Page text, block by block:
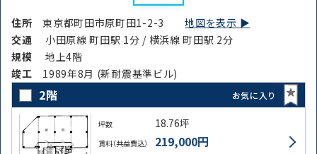
住所東京都町田市原町田1-2-3地図を表示 ▶︎
交通
小田原線 町田駅 1分 / 横浜線 町田駅 2分
規模
地上4階
竣⼯ 1989年8月 (新耐震基準ビル)
2階 お気に入り
坪数 18.76坪
賃料（共益費込） 219,000円